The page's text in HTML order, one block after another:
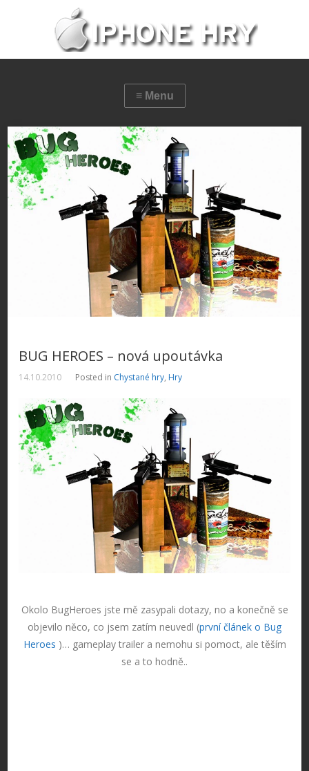
BUG HEROES – nová upoutávka
14.10.2010 Posted in Chystané hry, Hry
Okolo BugHeroes jste mě zasypali dotazy, no a konečně se
objevilo něco, co jsem zatím neuvedl (první článek o Bug
Heroes )… gameplay trailer a nemohu si pomoct, ale těším
se a to hodně..